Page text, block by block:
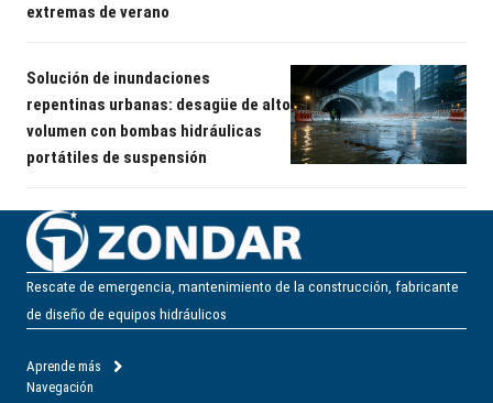
extremas de verano
Solución de inundaciones
repentinas urbanas: desagüe de alto
volumen con bombas hidráulicas
portátiles de suspensión
Rescate de emergencia, mantenimiento de la construcción, fabricante
de diseño de equipos hidráulicos
Aprende más
Navegación